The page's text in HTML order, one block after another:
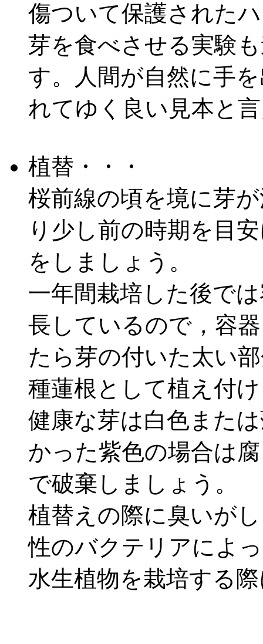
傷ついて保護された
芽を食べさせる実験
す。人間が自然に手
れてゆく良い見本と
植替・・・
桜前線の頃を境に芽
り少し前の時期を目
をしましょう。
一年間栽培した後で
長しているので，容
たら芽の付いた太い
種蓮根として植え付
健康な芽は白色また
かった紫色の場合は
で破棄しましょう。
植替えの際に臭いが
性のバクテリアによ
水生植物を栽培する